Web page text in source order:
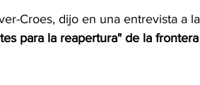
Croes, dijo en una entrevista a
para la reapertura" de la